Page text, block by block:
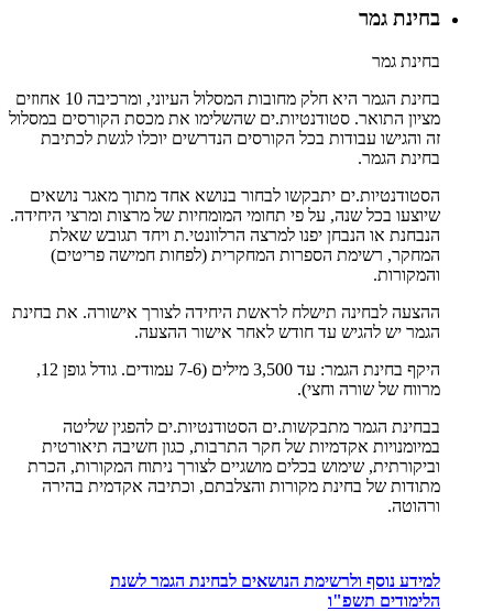
בחינת גמר
בחינת גמר
בחינת הגמר היא חלק מחובות המסלול העיוני, ומרכיבה 10 אחוזים
מציון התואר. סטודנטיות.ים שהשלימו את מכסת הקורסים במסלול
זה והגישו עבודות בכל הקורסים הנדרשים יוכלו לגשת לכתיבת
בחינת הגמר.
הסטודנטיות.ים יתבקשו לבחור בנושא אחד מתוך מאגר נושאים
שיוצעו בכל שנה, על פי תחומי המומחיות של מרצות ומרצי היחידה.
הנבחנת או הנבחן יפנו למרצה הרלוונטי.ת ויחד תגובש שאלת
המחקר, רשימת הספרות המחקרית (לפחות חמישה פריטים)
והמקורות.
ההצעה לבחינה תישלח לראשת היחידה לצורך אישורה. את בחינת
הגמר יש להגיש עד חודש לאחר אישור ההצעה.
היקף בחינת הגמר: עד 3,500 מילים (7-6 עמודים. גודל גופן 12,
מרווח של שורה וחצי).
בבחינת הגמר מתבקשות.ים הסטודנטיות.ים להפגין שליטה
במיומנויות אקדמיות של חקר התרבות, כגון חשיבה תיאורטית
וביקורתית, שימוש בכלים מושגיים לצורך ניתוח המקורות, הכרת
מתודות של בחינת מקורות והצלבתם, וכתיבה אקדמית בהירה
ורהוטה.
למידע נוסף ולרשימת הנושאים לבחינת הגמר לשנת
הלימודים תשפ"ו